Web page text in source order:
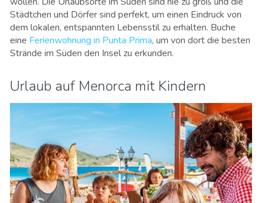
Städtchen und Dörfer sind perfekt, um einen Eindruck von
dem lokalen, entspannten Lebensstil zu erhalten. Buche
eine Ferienwohnung in Punta Prima, um von dort die besten
Strände im Süden den Insel zu erkunden.
Urlaub auf Menorca mit Kindern